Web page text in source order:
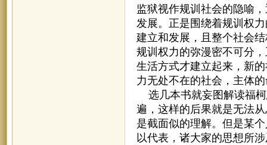
监狱视作规训社会的隐喻
发展。正是围绕着规训权
建立和发展，且整个社会
规训权力的弥漫密不可分
生活方式才建立起来，新
力无处不在的社会，主体
选几本书就妄图解读福柯
遍，这样的后果就是无法
是截面似的理解。但是某
以代表，诸大家的思想所